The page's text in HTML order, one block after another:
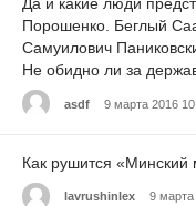
Да и какие люди
Порошенко. Беглый
Самуилович
Не обидно ли за
asdf 9 марта 2016
Как рушится «Минский
lavrushinlex 9 марта